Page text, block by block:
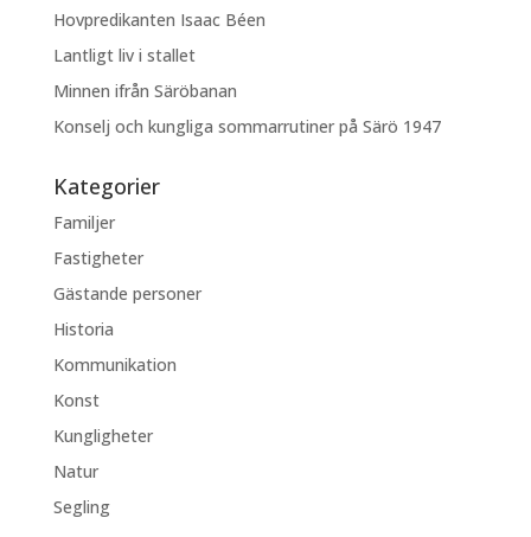
Hovpredikanten Isaac Béen
Lantligt liv i stallet
Minnen ifrån Säröbanan
Konselj och kungliga sommarrutiner på Särö 1947
Kategorier
Familjer
Fastigheter
Gästande personer
Historia
Kommunikation
Konst
Kungligheter
Natur
Segling